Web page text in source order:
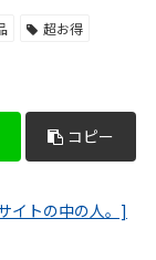
超お得
コピー
イトの中の人。]